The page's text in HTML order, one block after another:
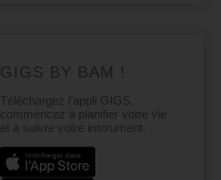
GIGS BY BAM !
Téléchargez l’appli GIGS,
commencez à planifier votre vie
et à suivre votre instrument.